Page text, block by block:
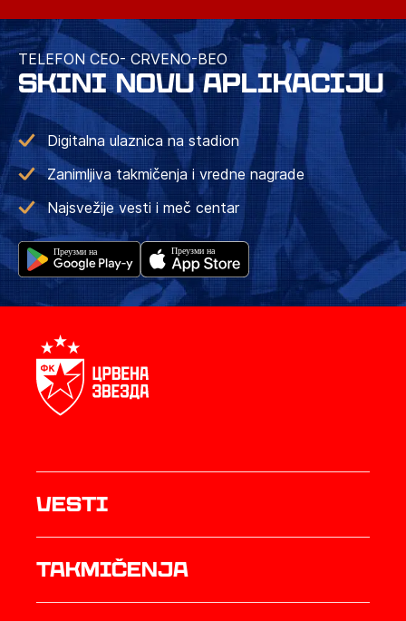
TELEFON CEO- CRVENO-BEO
SKINI NOVU APLIKACIJU
Digitalna ulaznica na stadion
Zanimljiva takmičenja i vredne nagrade
Najsvežije vesti i meč centar
Vesti
Takmičenja